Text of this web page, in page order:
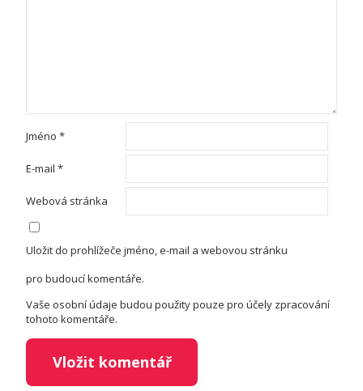
Jméno*
E-mail*
Webová stránka
Uložit do prohlížeče jméno, e-mail a webovou stránku
pro budoucí komentáře.
Vaše osobní údaje budou použity pouze pro účely zpracování
tohoto komentáře.